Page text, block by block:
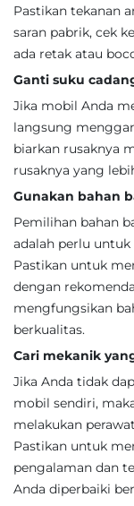
Pastikan tekanan
saran pabrik, cek
ada retak atau
Ganti suku
Jika mobil Anda
langsung
biarkan rusaknya
rusaknya yang
Gunakan bahan
Pemilihan bahan
adalah perlu
Pastikan untuk
dengan
mengfungsikan
berkualitas.
Cari mekanik
Jika Anda tidak
mobil sendiri,
melakukan
Pastikan untuk
pengalaman dan
Anda diperbaiki